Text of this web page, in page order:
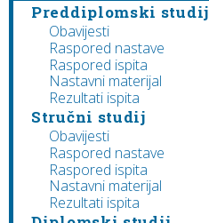
Preddiplomski studij
Obavijesti
Raspored nastave
Raspored ispita
Nastavni materijal
Rezultati ispita
Stručni studij
Obavijesti
Raspored nastave
Raspored ispita
Nastavni materijal
Rezultati ispita